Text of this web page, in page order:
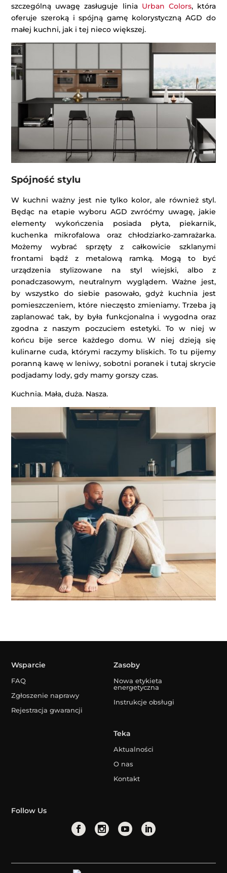
szczególną uwagę zasługuje linia Urban Colors, która
oferuje szeroką i spójną gamę kolorystyczną AGD do
małej kuchni, jak i tej nieco większej.
Spójność stylu
W kuchni ważny jest nie tylko kolor, ale również styl.
Będąc na etapie wyboru AGD zwróćmy uwagę, jakie
elementy wykończenia posiada płyta, piekarnik,
kuchenka mikrofalowa oraz chłodziarko-zamrażarka.
Możemy wybrać sprzęty z całkowicie szklanymi
frontami bądź z metalową ramką. Mogą to być
urządzenia stylizowane na styl wiejski, albo z
ponadczasowym, neutralnym wyglądem. Ważne jest,
by wszystko do siebie pasowało, gdyż kuchnia jest
pomieszczeniem, które nieczęsto zmieniamy. Trzeba ją
zaplanować tak, by była funkcjonalna i wygodna oraz
zgodna z naszym poczuciem estetyki. To w niej w
końcu bije serce każdego domu. W niej dzieją się
kulinarne cuda, którymi raczymy bliskich. To tu pijemy
poranną kawę w leniwy, sobotni poranek i tutaj skrycie
podjadamy lody, gdy mamy gorszy czas.
Kuchnia. Mała, duża. Nasza.
Wsparcie
FAQ
Zgłoszenie naprawy
Rejestracja gwarancji
Zasoby
Nowa etykieta
energetyczna
Instrukcje obsługi
Teka
Aktualności
O nas
Kontakt
Follow Us